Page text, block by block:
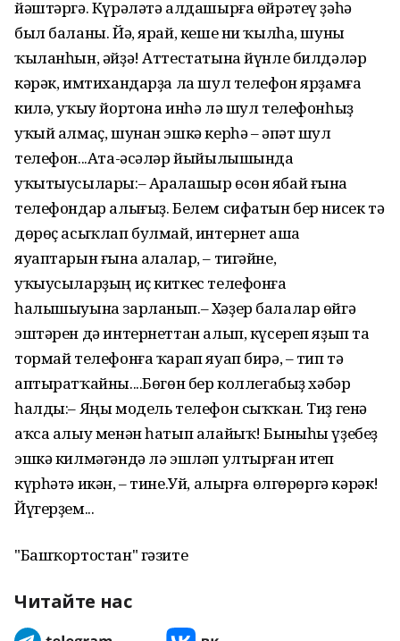
йәштәргә. Күрә­ләтә алдашырға өйрәтеү ҙәһә
был баланы. Йә, ярай, кеше ни ҡылһа, шуны
ҡыланһын, әйҙә! Аттестатына йүнле билдәләр
кәрәк, имтихан­дарҙа ла шул телефон ярҙамға
килә, уҡыу йортона инһә лә шул телефонһыҙ
уҡый алмаҫ, шунан эшкә керһә – әпәт шул
телефон...Ата-әсәләр йыйылышында
уҡытыусылары:– Аралашыр өсөн ябай ғына
телефондар алығыҙ. Белем сифатын бер нисек тә
дөрөҫ асыҡлап булмай, интернет аша
яуаптарын ғына алалар, – тигәйне,
уҡыусыларҙың иҫ киткес телефонға
һалышыуына зарланып.– Хәҙер балалар өйгә
эштәрен дә интернеттан алып, күсереп яҙып та
тормай телефонға ҡарап яуап бирә, – тип тә
аптыратҡайны....Бөгөн бер коллегабыҙ хәбәр
һалды:– Яңы модель телефон сыҡҡан. Тиҙ генә
аҡса алыу менән һатып алайыҡ! Быныһы үҙебеҙ
эшкә килмәгәндә лә эшләп ултырған итеп
күрһәтә икән, – тине.Уй, алырға өлгөрөргә кәрәк!
Йүгерҙем...
"Башҡортостан" гәзите
Читайте нас